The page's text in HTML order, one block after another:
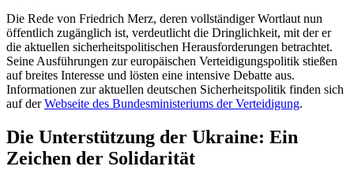
Die Rede von Friedrich Merz, deren vollständiger Wortlaut nun
öffentlich zugänglich ist, verdeutlicht die Dringlichkeit, mit der er
die aktuellen sicherheitspolitischen Herausforderungen betrachtet.
Seine Ausführungen zur europäischen Verteidigungspolitik stießen
auf breites Interesse und lösten eine intensive Debatte aus.
Informationen zur aktuellen deutschen Sicherheitspolitik finden sich
auf derWebseite des Bundesministeriums der Verteidigung.
Die Unterstützung der Ukraine: Ein
Zeichen der Solidarität